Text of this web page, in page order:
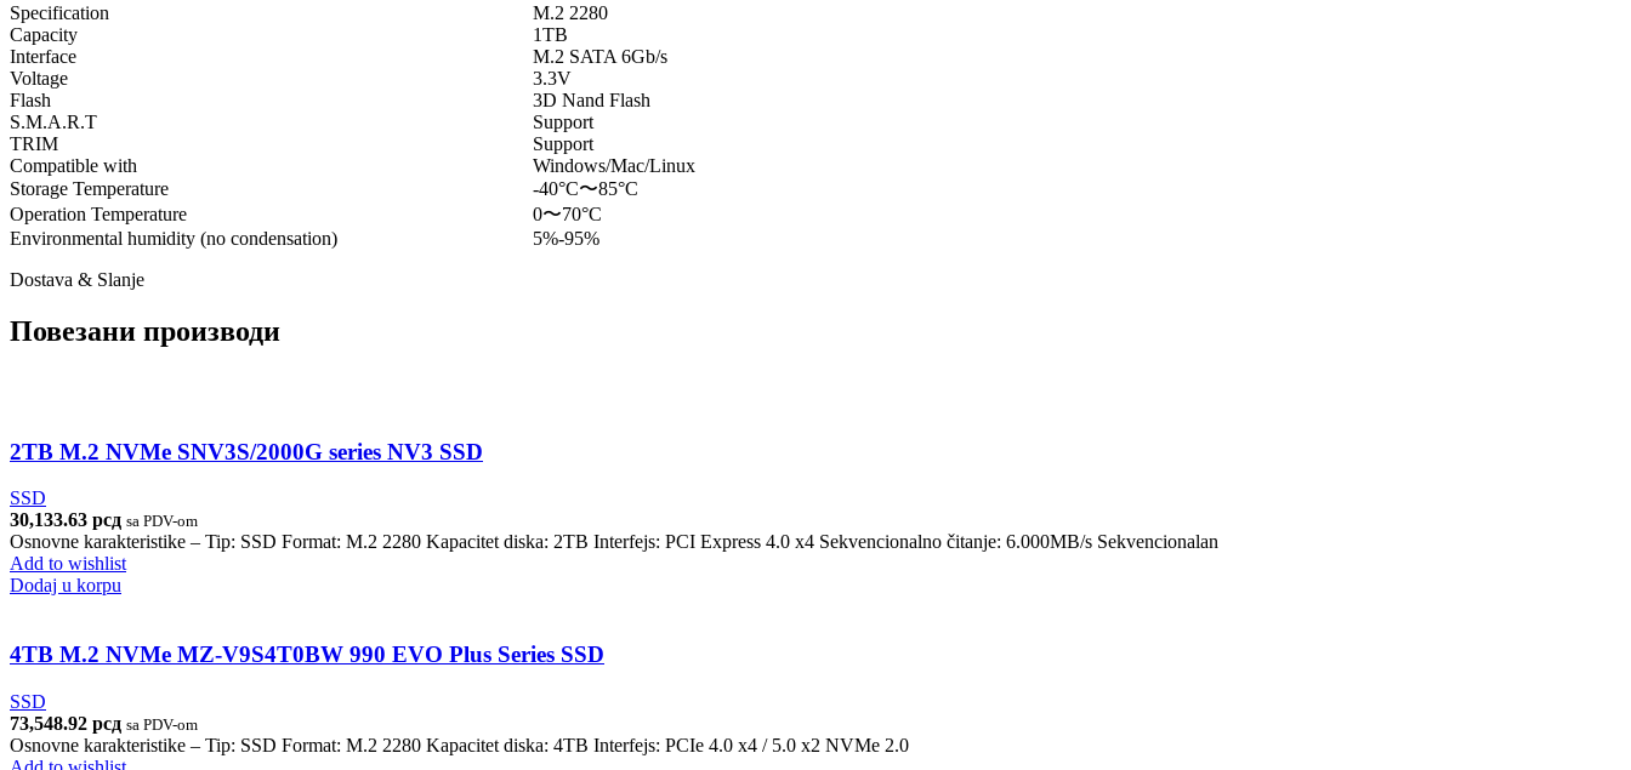
Specification
M.2 2280
Capacity
1TB
Interface
M.2 SATA 6Gb/s
Voltage
3.3V
Flash
3D Nand Flash
S.M.A.R.T
Support
TRIM
Support
Compatible with
Windows/Mac/Linux
Storage Temperature
-40°C〜85°C
Operation Temperature
0〜70°C
Environmental humidity (no condensation)
5%-95%
Dostava & Slanje
Повезани производи
2TB M.2 NVMe SNV3S/2000G series NV3 SSD
SSD
30,133.63 рсд sa PDV-om
Osnovne karakteristike – Tip: SSD Format: M.2 2280 Kapacitet diska: 2TB Interfejs: PCI Express 4.0 x4 Sekvencionalno čitanje: 6.000MB/s Sekvencionalan
Add to wishlist
Dodaj u korpu
4TB M.2 NVMe MZ-V9S4T0BW 990 EVO Plus Series SSD
SSD
73,548.92 рсд sa PDV-om
Osnovne karakteristike – Tip: SSD Format: M.2 2280 Kapacitet diska: 4TB Interfejs: PCIe 4.0 x4 / 5.0 x2 NVMe 2.0